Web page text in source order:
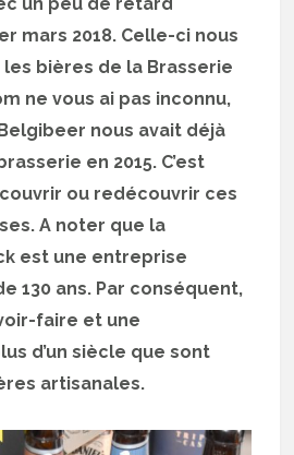
mars 2018. Celle-ci nous
bières de la Brasserie
ne vous ai pas inconnu,
nous avait déjà
en 2015. C’est
ou redécouvrir ces
A noter que la
est une entreprise
130 ans. Par conséquent,
faire et une
d’un siècle que sont
artisanales.